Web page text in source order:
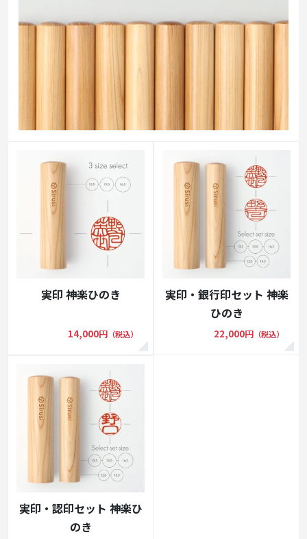
実印 神楽ひのき
14,000円 （税込）
実印・銀行印セット 神楽
ひのき
22,000円 （税込）
実印・認印セット 神楽ひ
のき